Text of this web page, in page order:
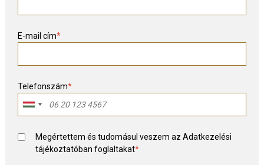
E-mail cím*
Telefonszám*
Megértettem és tudomásul veszem azAdatkezelési
tájékoztatóban foglaltakat*